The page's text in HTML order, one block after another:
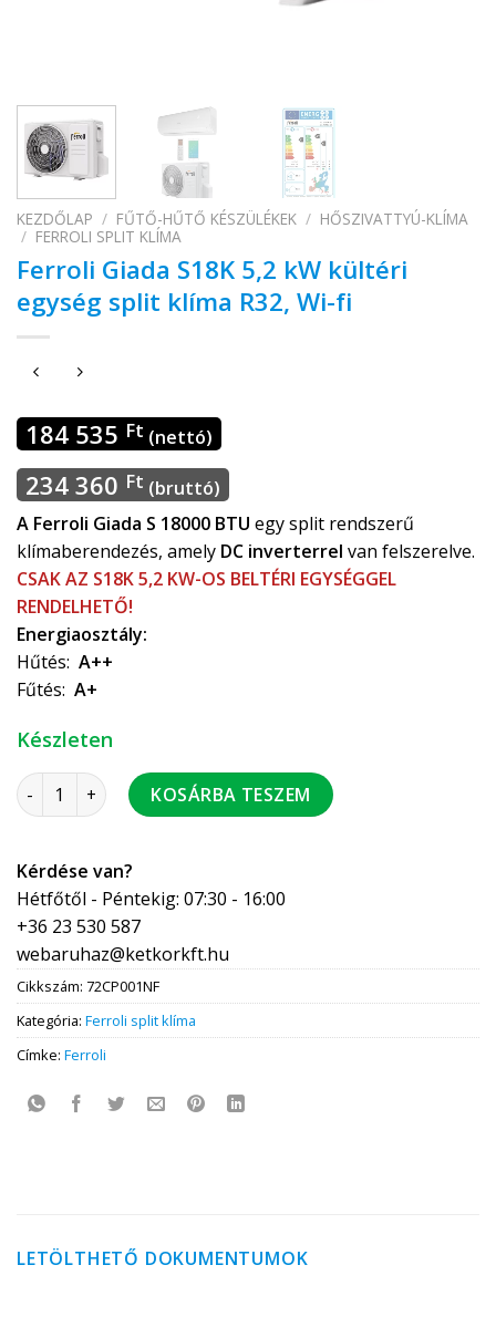
KEZDŐLAP / FŰTŐ-HŰTŐ KÉSZÜLÉKEK / HŐSZIVATTYÚ-KLÍMA
/ FERROLI SPLIT KLÍMA
Ferroli Giada S18K 5,2 kW kültéri
egység split klíma R32, Wi-fi
184 535 Ft (nettó)
234 360 Ft (bruttó)
A Ferroli Giada S 18000 BTU egy split rendszerű
klímaberendezés, amely DC inverterrel van felszerelve.
CSAK AZ S18K 5,2 KW-OS BELTÉRI EGYSÉGGEL
RENDELHETŐ!
Energiaosztály:
Hűtés: A++
Fűtés: A+
Készleten
Ferroli Giada S18K 5,2 kW kültéri egység split klíma R32, Wi-
KOSÁRBA TESZEM
Kérdése van?
Hétfőtől - Péntekig: 07:30 - 16:00
+36 23 530 587
webaruhaz@ketkorkft.hu
Cikkszám: 72CP001NF
Kategória: Ferroli split klíma
Címke: Ferroli
LETÖLTHETŐ DOKUMENTUMOK